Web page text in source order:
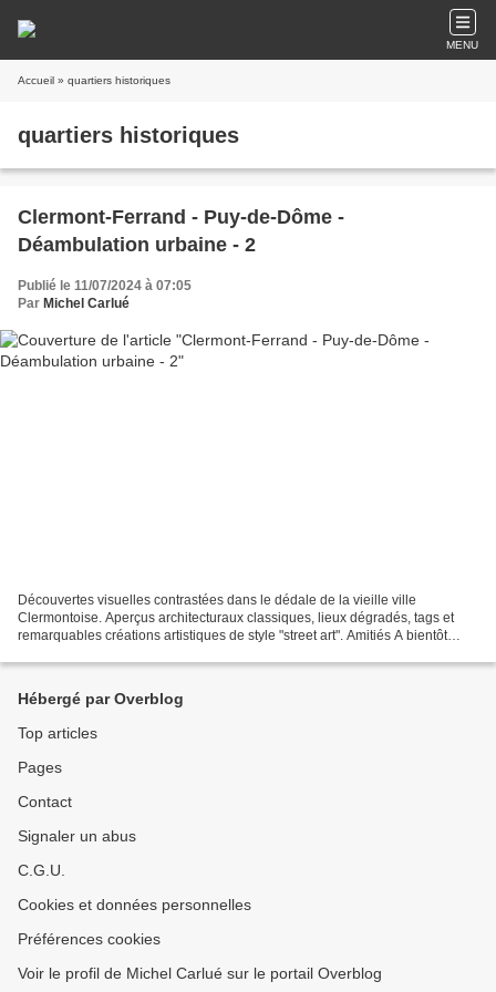
MENU
Accueil » quartiers historiques
quartiers historiques
Clermont-Ferrand - Puy-de-Dôme -
Déambulation urbaine - 2
Publié le 11/07/2024 à 07:05
Par Michel Carlué
Découvertes visuelles contrastées dans le dédale de la vieille ville
Clermontoise. Aperçus architecturaux classiques, lieux dégradés, tags et
remarquables créations artistiques de style "street art". Amitiés A bientôt
Hébergé par Overblog
Top articles
Pages
Contact
Signaler un abus
C.G.U.
Cookies et données personnelles
Préférences cookies
Voir le profil de Michel Carlué sur le portail Overblog